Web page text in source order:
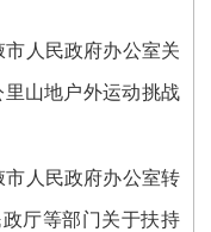
人民政府办公室关
里山地户外运动挑战
人民政府办公室转
厅等部门关于扶持